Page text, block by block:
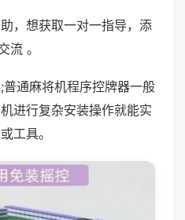
，想获取一对一指导，添
流 。
通麻将机程序控牌器一般
进行复杂安装操作就能实
工具。